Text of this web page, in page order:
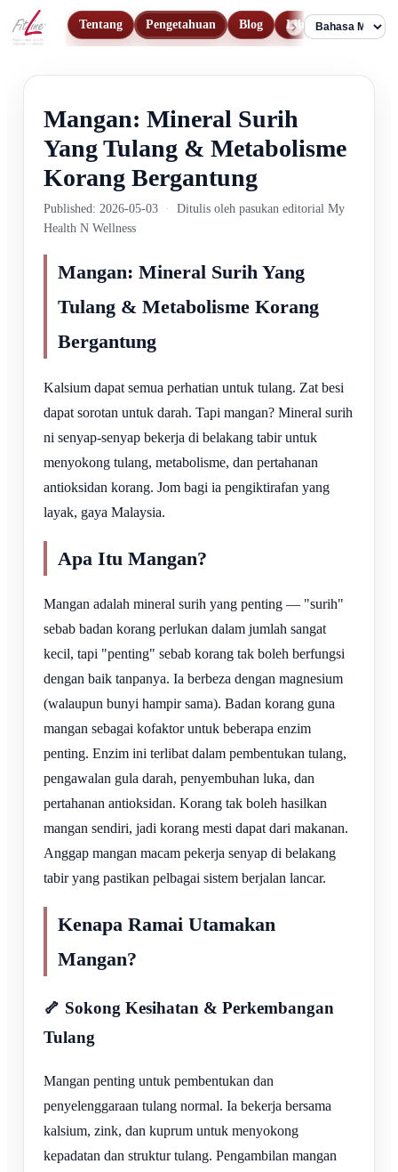
Tentang Pengetahuan Blog Lihat Produk
Language
Mangan: Mineral Surih
Yang Tulang & Metabolisme
Korang Bergantung
Published: 2026-05-03 ·
Ditulis oleh pasukan editorial My
Health N Wellness
Mangan: Mineral Surih Yang
Tulang & Metabolisme Korang
Bergantung
Kalsium dapat semua perhatian untuk tulang. Zat besi
dapat sorotan untuk darah. Tapi mangan? Mineral surih
ni senyap-senyap bekerja di belakang tabir untuk
menyokong tulang, metabolisme, dan pertahanan
antioksidan korang. Jom bagi ia pengiktirafan yang
layak, gaya Malaysia.
Apa Itu Mangan?
Mangan adalah mineral surih yang penting — "surih"
sebab badan korang perlukan dalam jumlah sangat
kecil, tapi "penting" sebab korang tak boleh berfungsi
dengan baik tanpanya. Ia berbeza dengan magnesium
(walaupun bunyi hampir sama). Badan korang guna
mangan sebagai kofaktor untuk beberapa enzim
penting. Enzim ini terlibat dalam pembentukan tulang,
pengawalan gula darah, penyembuhan luka, dan
pertahanan antioksidan. Korang tak boleh hasilkan
mangan sendiri, jadi korang mesti dapat dari makanan.
Anggap mangan macam pekerja senyap di belakang
tabir yang pastikan pelbagai sistem berjalan lancar.
Kenapa Ramai Utamakan
Mangan?
🦴 Sokong Kesihatan & Perkembangan
Tulang
Mangan penting untuk pembentukan dan
penyelenggaraan tulang normal. Ia bekerja bersama
kalsium, zink, dan kuprum untuk menyokong
kepadatan dan struktur tulang. Pengambilan mangan